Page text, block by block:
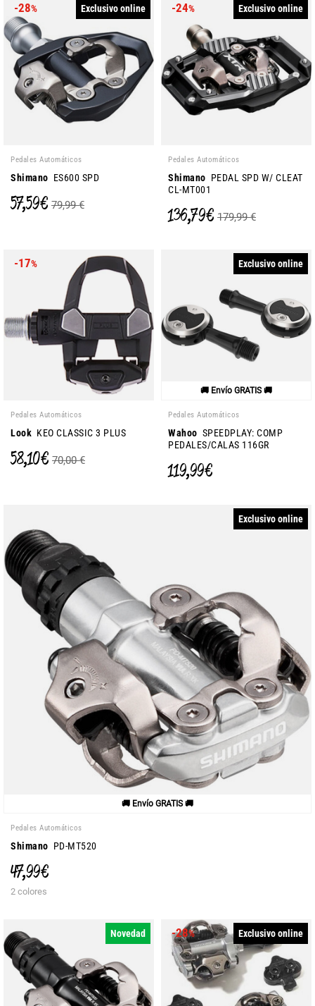
-28% Exclusivo online
Pedales Automáticos
Shimano ES600 SPD
57,59 € 79,99 €
-24% Exclusivo online
Pedales Automáticos
Shimano PEDAL SPD W/ CLEAT
CL-MT001
136,79 € 179,99 €
-17%
Pedales Automáticos
Look KEO CLASSIC 3 PLUS
58,10 € 70,00 €
Exclusivo online
🚚 Envío GRATIS 🚚
Pedales Automáticos
Wahoo SPEEDPLAY: COMP
PEDALES/CALAS 116GR
119,99 €
Exclusivo online
🚚 Envío GRATIS 🚚
Pedales Automáticos
Shimano PD-MT520
47,99 €
2 colores
Novedad -28% Exclusivo online